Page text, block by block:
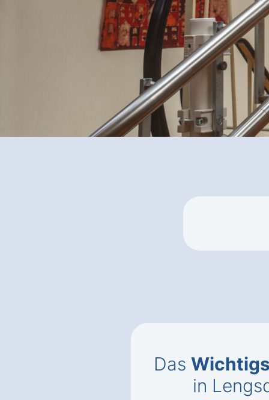
jeder Etage
✅ Inkl. Treppenlift-
Förderungscheck
Das
in